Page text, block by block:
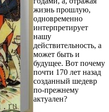
жизнь прошлую,
одновременно
интерпретирует
нашу
действительность, а
может быть и
будущее. Вот почему
почти 170 лет назад
созданный шедевр
по-прежнему
актуален?